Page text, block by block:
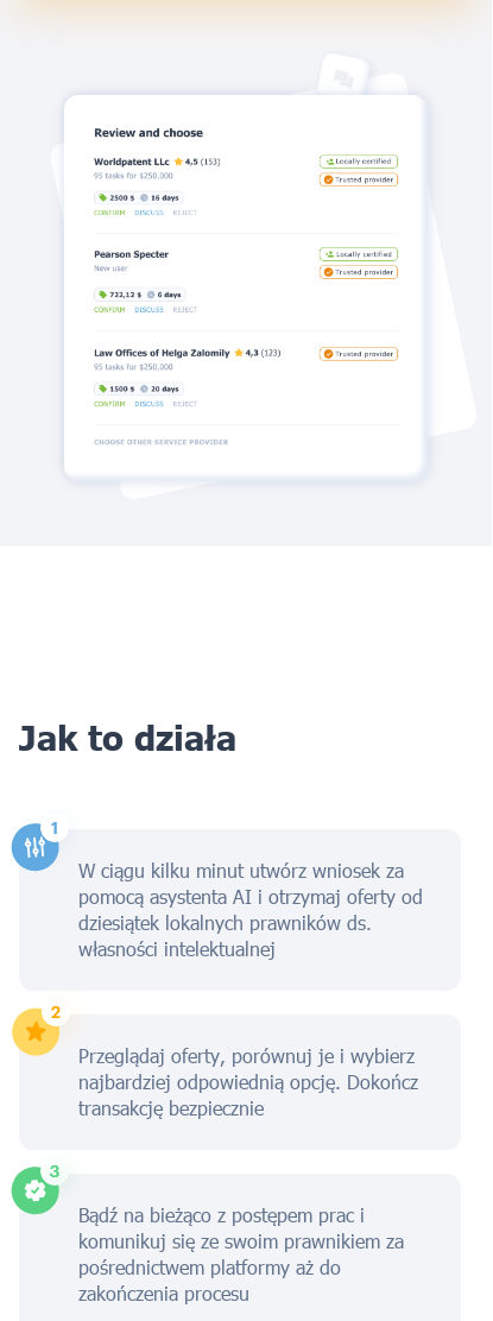
Jak to działa
W ciągu kilku minut utwórz wniosek za
pomocą asystenta AI i otrzymaj oferty od
dziesiątek lokalnych prawników ds.
własności intelektualnej
Przeglądaj oferty, porównuj je i wybierz
najbardziej odpowiednią opcję. Dokończ
transakcję bezpiecznie
Bądź na bieżąco z postępem prac i
komunikuj się ze swoim prawnikiem za
pośrednictwem platformy aż do
zakończenia procesu